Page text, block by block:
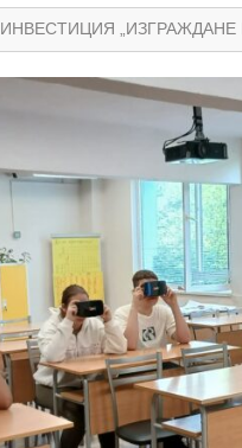
ИНВЕСТИЦИЯ „ИЗГРАЖДАНЕ